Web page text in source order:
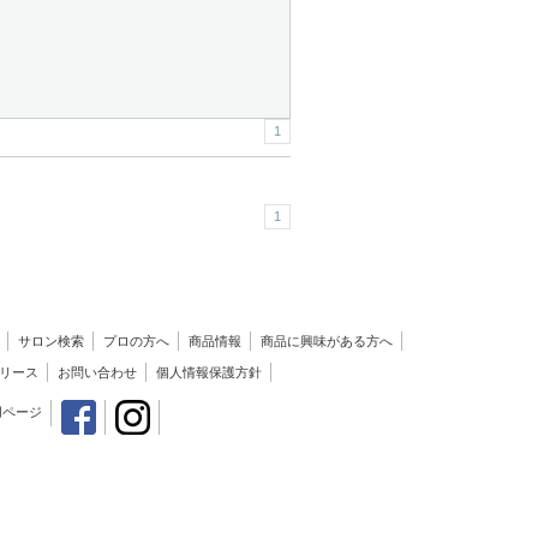
1
1
サロン検索 プロの方へ 商品情報 商品に興味がある方へ
ース お問い合わせ 個人情報保護方針
ージ